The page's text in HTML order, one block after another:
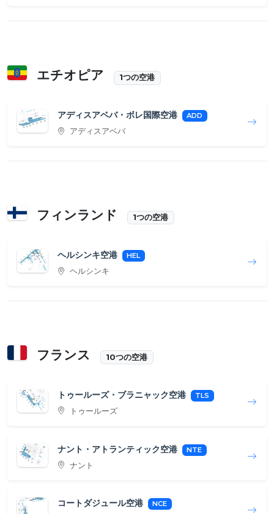
エチオピア 1つの空港
アディスアベバ・ボレ国際空港 ADD
アディスアベバ
フィンランド 1つの空港
ヘルシンキ空港 HEL
ヘルシンキ
フランス 10つの空港
トゥールーズ・ブラニャック空港 TLS
トゥールーズ
ナント・アトランティック空港 NTE
ナント
コートダジュール空港 NCE